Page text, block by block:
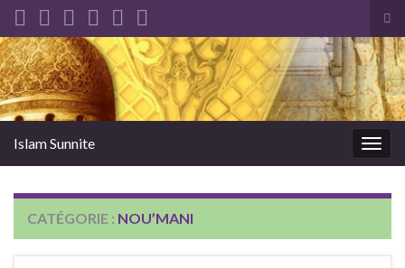
Search for:
Islam Sunnite
CATÉGORIE : NOU’MANI